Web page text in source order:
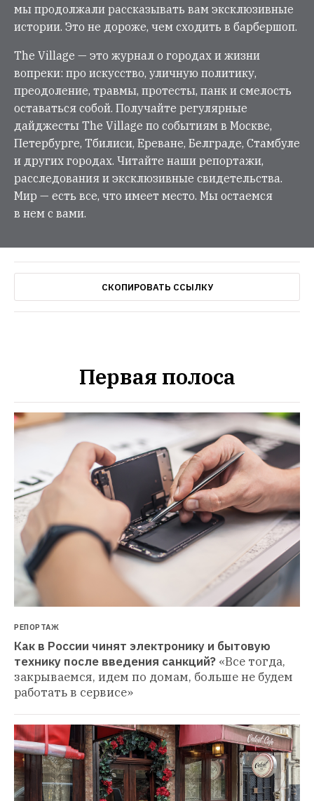
мы продолжали рассказывать вам эксклюзивные
истории. Это не дороже, чем сходить в барбершоп.
The Village — это журнал о городах и жизни
вопреки: про искусство, уличную политику,
преодоление, травмы, протесты, панк и смелость
оставаться собой. Получайте регулярные
дайджесты The Village по событиям в Москве,
Петербурге, Тбилиси, Ереване, Белграде, Стамбуле
и других городах. Читайте наши репортажи,
расследования и эксклюзивные свидетельства.
Мир — есть все, что имеет место. Мы остаемся
в нем с вами.
СКОПИРОВАТЬ ССЫЛКУ
Первая полоса
РЕПОРТАЖ
Как в России чинят электронику и бытовую
технику после введения санкций? «Все тогда,
закрываемся, идем по домам, больше не будем
работать в сервисе»